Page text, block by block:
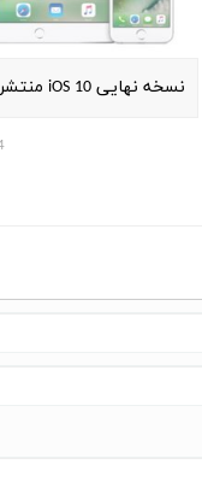
نسخه نهایی iOS 10 منتشر شد